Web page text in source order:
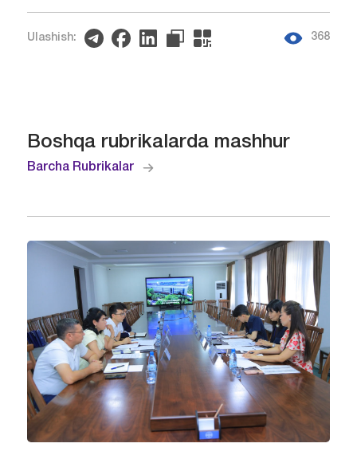
Ulashish: 368
Boshqa rubrikalarda mashhur
Barcha Rubrikalar